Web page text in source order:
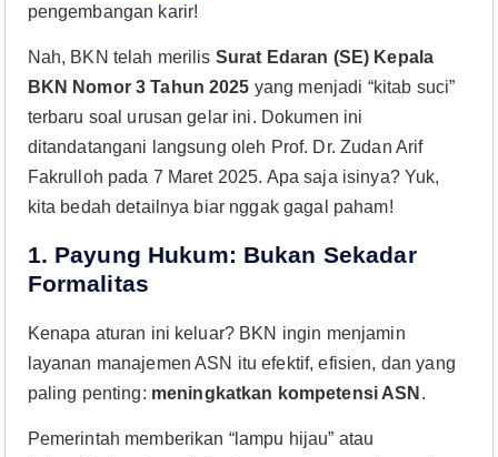
pengembangan karir!
Nah, BKN telah merilis Surat Edaran (SE) Kepala
BKN Nomor 3 Tahun 2025 yang menjadi “kitab suci”
terbaru soal urusan gelar ini. Dokumen ini
ditandatangani langsung oleh Prof. Dr. Zudan Arif
Fakrulloh pada 7 Maret 2025. Apa saja isinya? Yuk,
kita bedah detailnya biar nggak gagal paham!
1. Payung Hukum: Bukan Sekadar
Formalitas
Kenapa aturan ini keluar? BKN ingin menjamin
layanan manajemen ASN itu efektif, efisien, dan yang
paling penting: meningkatkan kompetensi ASN .
Pemerintah memberikan “lampu hijau” atau